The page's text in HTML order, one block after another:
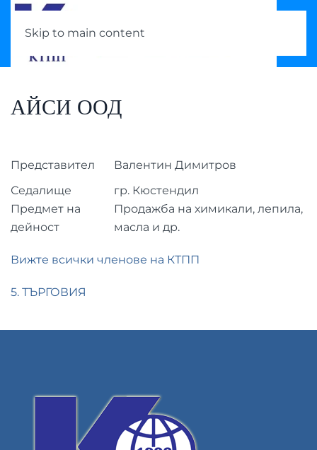
Skip to main content
АЙСИ ООД
Представител
Валентин Димитров
Седалище
гр. Кюстендил
Предмет на
дейност
Продажба на химикали, лепила,
масла и др.
Вижте всички членове на КТПП
5. ТЪРГОВИЯ